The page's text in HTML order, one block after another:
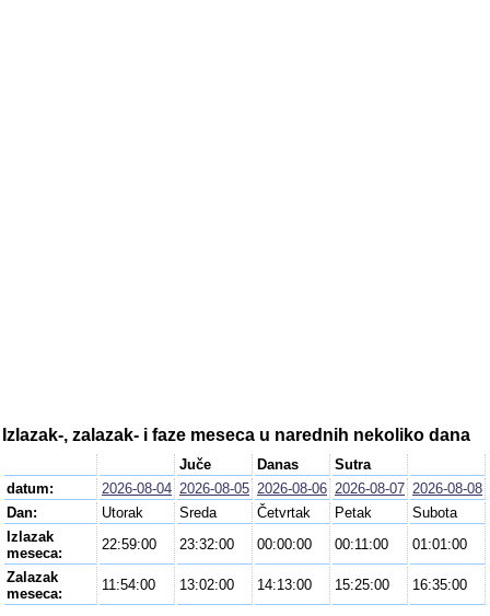
Izlazak-, zalazak- i faze meseca u narednih nekoliko dana
Juče Danas
Sutra
datum:
2026-08-04 2026-08-05 2026-08-06 2026-08-07 2026-08-08
Dan:
Utorak Sreda Četvrtak Petak
Subota
Izlazak
meseca:
22:59:00 23:32:00 00:00:00 00:11:00
01:01:00
Zalazak
meseca:
11:54:00 13:02:00 14:13:00 15:25:00 16:35:00